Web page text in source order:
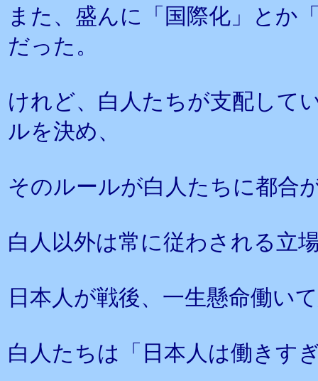
また、盛んに「国際化」とか
だった。
けれど、白人たちが支配して
ルを決め、
そのルールが白人たちに都合
白人以外は常に従わされる立
日本人が戦後、一生懸命働い
白人たちは「日本人は働きす